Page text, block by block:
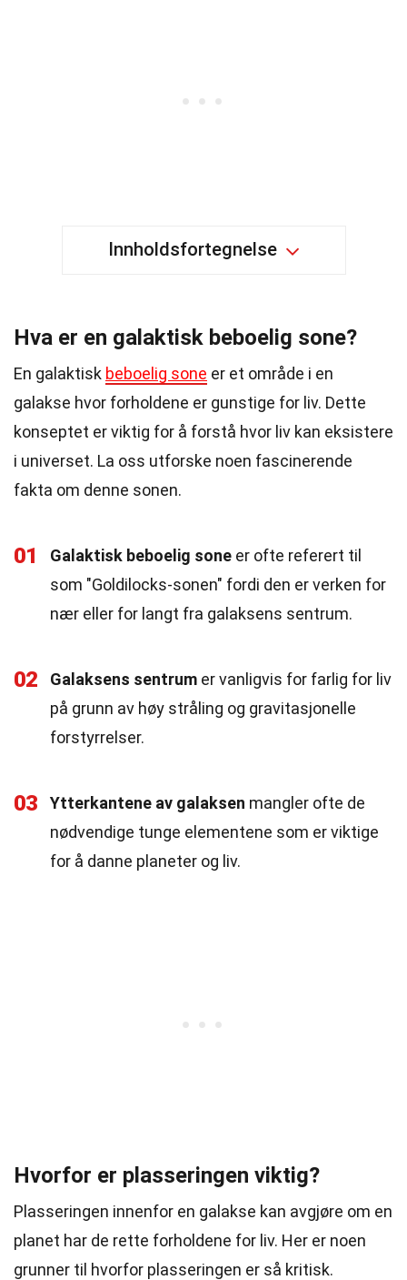
Innholdsfortegnelse
Hva er en galaktisk beboelig sone?
En galaktisk beboelig sone er et område i en
galakse hvor forholdene er gunstige for liv. Dette
konseptet er viktig for å forstå hvor liv kan eksistere
i universet. La oss utforske noen fascinerende
fakta om denne sonen.
01 Galaktisk beboelig sone er ofte referert til
som "Goldilocks-sonen" fordi den er verken for
nær eller for langt fra galaksens sentrum.
02 Galaksens sentrum er vanligvis for farlig for liv
på grunn av høy stråling og gravitasjonelle
forstyrrelser.
03 Ytterkantene av galaksen mangler ofte de
nødvendige tunge elementene som er viktige
for å danne planeter og liv.
Hvorfor er plasseringen viktig?
Plasseringen innenfor en galakse kan avgjøre om en
planet har de rette forholdene for liv. Her er noen
grunner til hvorfor plasseringen er så kritisk.